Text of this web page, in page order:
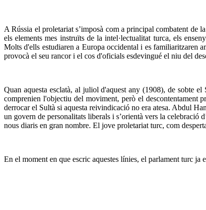
A Rússia el proletariat s’imposà com a principal combatent
els elements mes instruïts de la intel·lectualitat turca, els
Molts d'ells estudiaren a Europa occidental i es familiaritzaren
provocà el seu rancor i el cos d'oficials esdevingué el niu del
Quan aquesta esclatà, al juliol d'aquest any (1908), de sobte
comprenien l'objectiu del moviment, però el descontentament
derrocar el Sultà si aquesta reivindicació no era atesa. Abdul
un govern de personalitats liberals i s’orientà vers la celebració
nous diaris en gran nombre. El jove proletariat turc, com
En el moment en que escric aquestes línies, el parlament turc